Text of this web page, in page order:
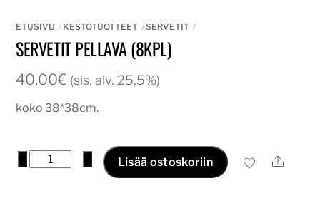
ETUSIVU KESTOTUOTTEET SERVETIT
SERVETIT PELLAVA (8KPL)
40,00€ (sis. alv. 25,5%)
koko 38*38cm.
servetit
Lisää ostoskoriin Ale